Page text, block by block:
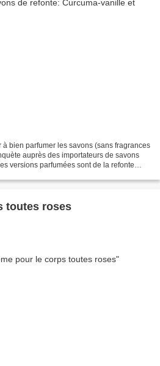
bien parfumer les savons (sans fragrances
auprès des importateurs de savons
versions parfumées sont de la refonte
toutes roses